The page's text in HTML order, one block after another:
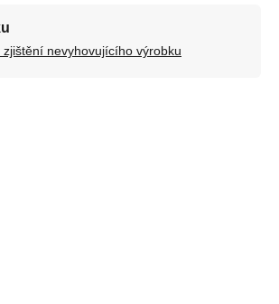
nevyhovujícího výrobku